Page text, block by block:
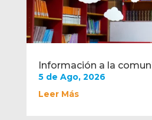
Información a la
5 de Ago, 2026
Leer Más